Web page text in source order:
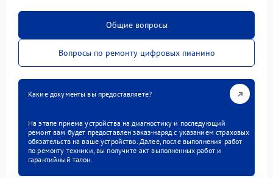
Общие вопросы
Вопросы по ремонту цифровых пианино
Какие документы вы предоставляете?
На этапе приема устройства на диагностику и последующий
ремонт вам будет предоставлен заказ-наряд с указанием страховых
обязательств на ваше устройство. Далее, после выполнения работ
по ремонту техники, вы получите акт выполненных работ и
гарантийный талон.